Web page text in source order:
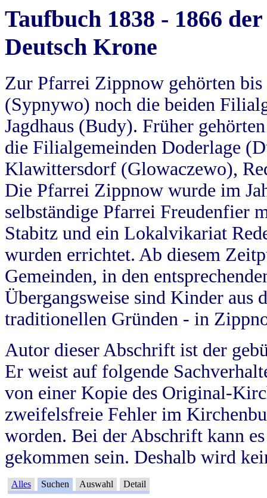
Taufbuch 1838 - 1866
Deutsch Krone
Zur Pfarrei Zippnow gehörten
(Sypnywo) noch die beiden
Jagdhaus (Budy). Früher
die Filialgemeinden Doderlage
Klawittersdorf (Glowaczewo),
Die Pfarrei Zippnow wurde im
selbständige Pfarrei Freudenfier
Stabitz und ein Lokalvikariat
wurden errichtet. Ab diesem
Gemeinden, in den
Übergangsweise sind Kinder aus
traditionellen Gründen - in
Autor dieser Abschrift ist der
Er weist auf folgende
von einer Kopie des Original-
zweifelsfreie Fehler im
worden. Bei der Abschrift kann
gekommen sein. Deshalb wird
Alles Suchen Auswahl Detail